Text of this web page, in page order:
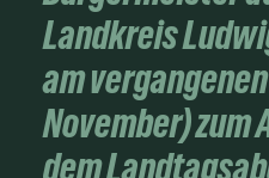
Landkreis
am
November) zum
dem